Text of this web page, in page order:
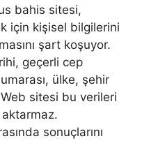
bahis sitesi,
için kişisel bilgilerini
şart koşuyor.
geçerli cep
ülke, şehir
sitesi bu verileri
sonuçlarını